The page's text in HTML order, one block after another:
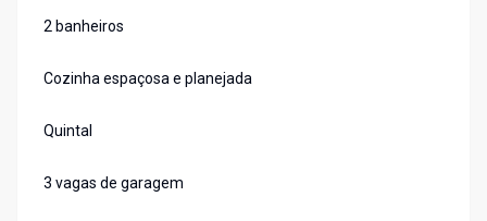
2 banheiros
Cozinha espaçosa e planejada
Quintal
3 vagas de garagem